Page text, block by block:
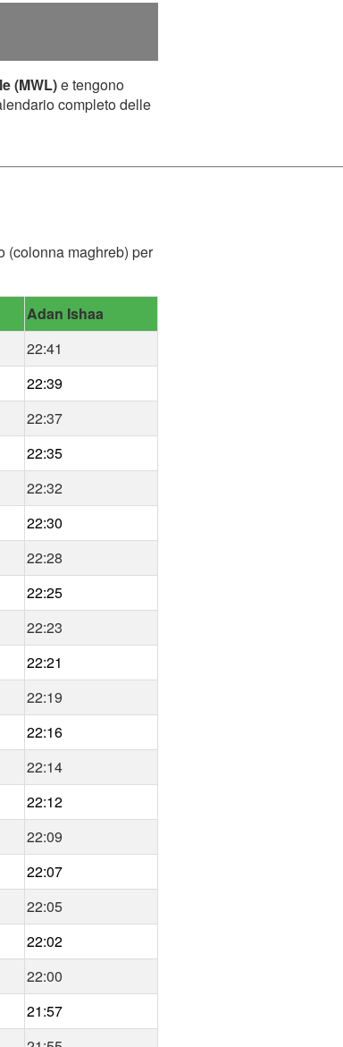
(MWL)e tengono
completo delle
(colonna maghreb) per
Adan Ishaa
22:41
22:39
22:37
22:35
22:32
22:30
22:28
22:25
22:23
22:21
22:19
22:16
22:14
22:12
22:09
22:07
22:05
22:02
22:00
21:57